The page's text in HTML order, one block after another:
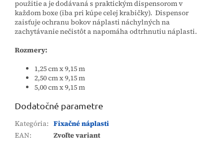
použitie a je dodávaná s praktickým dispensorom v
každom boxe (iba pri kúpe celej krabičky). Dispensor
zaisťuje ochranu bokov náplasti náchylných na
zachytávanie nečistôt a napomáha odtrhnutiu náplasti.
Rozmery:
1,25 cm x 9,15 m
2,50 cm x 9,15 m
5,00 cm x 9,15 m
Dodatočné parametre
Kategória: Fixačné náplasti
EAN: Zvoľte variant